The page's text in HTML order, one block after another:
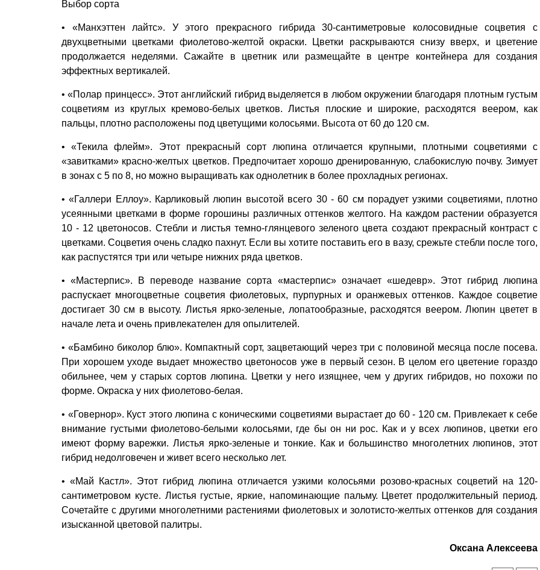
Выбор сорта
• «Манхэттен лайтс». У этого прекрасного гибрида 30-сантиметровые колосовидные соцветия с
двухцветными цветками фиолетово-желтой окраски. Цветки раскрываются снизу вверх, и цветение
продолжается неделями. Сажайте в цветник или размещайте в центре контейнера для создания
эффектных вертикалей.
• «Полар принцесс». Этот английский гибрид выделяется в любом окружении благодаря плотным густым
соцветиям из круглых кремово-белых цветков. Листья плоские и широкие, расходятся веером, как
пальцы, плотно расположены под цветущими колосьями. Высота от 60 до 120 см.
• «Текила флейм». Этот прекрасный сорт люпина отличается крупными, плотными соцветиями с
«завитками» красно-желтых цветков. Предпочитает хорошо дренированную, слабокислую почву. Зимует
в зонах с 5 по 8, но можно выращивать как однолетник в более прохладных регионах.
• «Галлери Еллоу». Карликовый люпин высотой всего 30 - 60 см порадует узкими соцветиями, плотно
усеянными цветками в форме горошины различных оттенков желтого. На каждом растении образуется
10 - 12 цветоносов. Стебли и листья темно-глянцевого зеленого цвета создают прекрасный контраст с
цветками. Соцветия очень сладко пахнут. Если вы хотите поставить его в вазу, срежьте стебли после того,
как распустятся три или четыре нижних ряда цветков.
• «Мастерпис». В переводе название сорта «мастерпис» означает «шедевр». Этот гибрид люпина
распускает многоцветные соцветия фиолетовых, пурпурных и оранжевых оттенков. Каждое соцветие
достигает 30 см в высоту. Листья ярко-зеленые, лопатообразные, расходятся веером. Люпин цветет в
начале лета и очень привлекателен для опылителей.
• «Бамбино биколор блю». Компактный сорт, зацветающий через три с половиной месяца после посева.
При хорошем уходе выдает множество цветоносов уже в первый сезон. В целом его цветение гораздо
обильнее, чем у старых сортов люпина. Цветки у него изящнее, чем у других гибридов, но похожи по
форме. Окраска у них фиолетово-белая.
• «Говернор». Куст этого люпина с коническими соцветиями вырастает до 60 - 120 см. Привлекает к себе
внимание густыми фиолетово-белыми колосьями, где бы он ни рос. Как и у всех люпинов, цветки его
имеют форму варежки. Листья ярко-зеленые и тонкие. Как и большинство многолетних люпинов, этот
гибрид недолговечен и живет всего несколько лет.
• «Май Кастл». Этот гибрид люпина отличается узкими колосьями розово-красных соцветий на 120-
сантиметровом кусте. Листья густые, яркие, напоминающие пальму. Цветет продолжительный период.
Сочетайте с другими многолетними растениями фиолетовых и золотисто-желтых оттенков для создания
изысканной цветовой палитры.
Оксана Алексеева
Надежда
Кузьминская
главный
Уважаемые посетители сайта!
ресурсе газеты «Красный
Север», который, уверены,
свои закладки.